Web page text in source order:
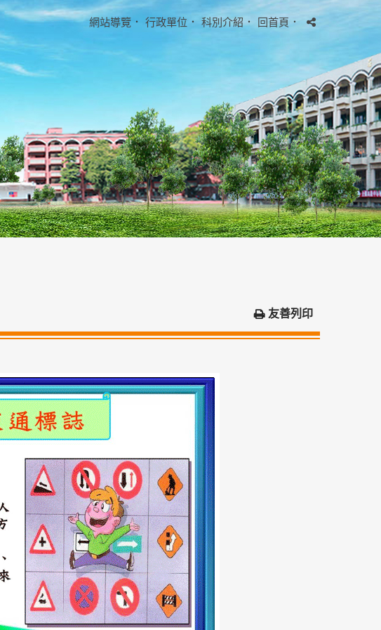
網站導覽 ． 行政單位 ． 科別介紹． 回首頁．
友善列印